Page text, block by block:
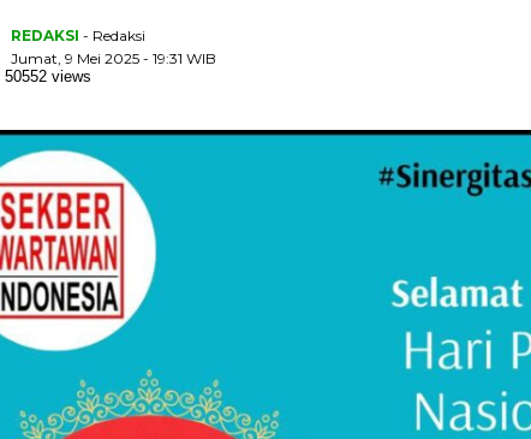
REDAKSI - Redaksi
Jumat, 9 Mei 2025 - 19:31 WIB
50552 views